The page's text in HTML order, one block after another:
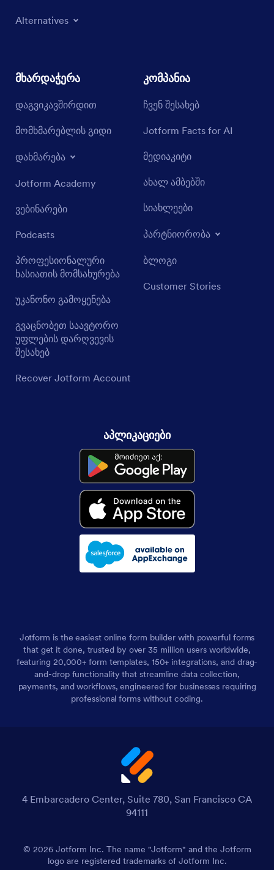
Alternatives
მხარდაჭერა
დაგვიკავშირდით
მომხმარებლის გიდი
დახმარება
Jotform Academy
ვებინარები
Podcasts
პროფესიონალური
ხასიათის მომსახურება
უკანონო გამოყენება
გვაცნობეთ საავტორო
უფლების დარღვევის
შესახებ
Recover Jotform Account
კომპანია
ჩვენ შესახებ
Jotform Facts for AI
მედიაკიტი
ახალ ამბებში
სიახლეები
პარტნიორობა
ბლოგი
Customer Stories
აპლიკაციები
Jotform is the easiest online form builder with powerful forms
that get it done, trusted by over 35 million users worldwide,
featuring 20,000+ form templates, 150+ integrations, and drag-
and-drop functionality that streamline data collection,
payments, and workflows, engineered for businesses requiring
professional forms without coding.
4 Embarcadero Center, Suite 780, San Francisco CA
94111
© 2026 Jotform Inc. The name "Jotform" and the Jotform
logo are registered trademarks of Jotform Inc.